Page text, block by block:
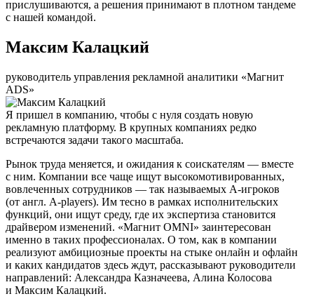
прислушиваются, а решения принимают в плотном тандеме
с нашей командой.
Максим Калацкий
руководитель управления рекламной аналитики «Магнит
ADS»
Я пришел в компанию, чтобы с нуля создать новую
рекламную платформу. В крупных компаниях редко
встречаются задачи такого масштаба.
Рынок труда меняется, и ожидания к соискателям — вместе
с ним. Компании все чаще ищут высокомотивированных,
вовлеченных сотрудников — так называемых А-игроков
(от англ. A-players). Им тесно в рамках исполнительских
функций, они ищут среду, где их экспертиза становится
драйвером изменений. «Магнит OMNI» заинтересован
именно в таких профессионалах. О том, как в компании
реализуют амбициозные проекты на стыке онлайн и офлайн
и каких кандидатов здесь ждут, рассказывают руководители
направлений: Александра Казначеева, Алина Колосова
и Максим Калацкий.